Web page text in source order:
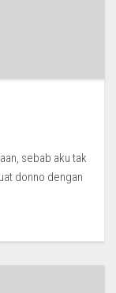
sebab aku tak
donno dengan